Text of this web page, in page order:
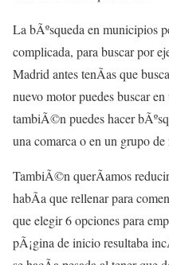
La bÃºsqueda en municipios
complicada, para buscar por
Madrid antes tenÃ­as que
nuevo motor puedes buscar
tambiÃ©n puedes hacer
una comarca o en un grupo
TambiÃ©n querÃ­amos
habÃ­a que rellenar para
que elegir 6 opciones para
pÃ¡gina de inicio resultaba